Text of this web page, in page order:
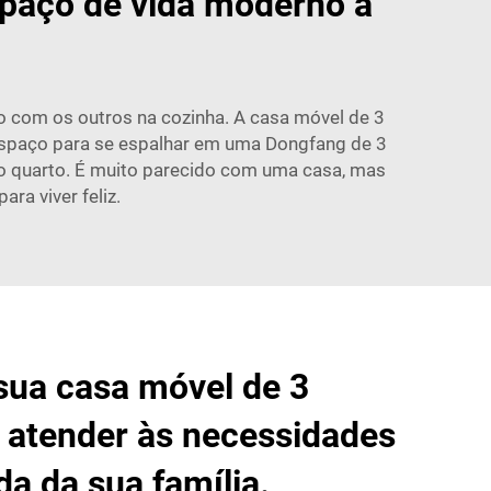
os outros na cozinha. A casa móvel de 3
para se espalhar em uma Dongfang de 3
É muito parecido com uma casa, mas
viver feliz.
casa móvel de 3
às necessidades